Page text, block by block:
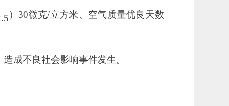
） 30微克/立方米、 空气质量优良天数
成不良社会影响事件发生。